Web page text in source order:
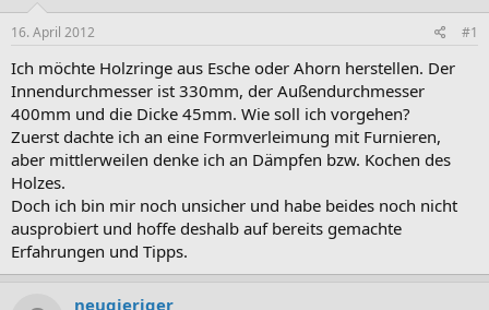
r
a
r
16. April 2012 #1
Ich möchte Holzringe aus Esche oder Ahorn herstellen. Der
Innendurchmesser ist 330mm, der Außendurchmesser
400mm und die Dicke 45mm. Wie soll ich vorgehen?
Zuerst dachte ich an eine Formverleimung mit Furnieren,
aber mittlerweilen denke ich an Dämpfen bzw. Kochen des
Holzes.
Doch ich bin mir noch unsicher und habe beides noch nicht
ausprobiert und hoffe deshalb auf bereits gemachte
Erfahrungen und Tipps.
neugieriger